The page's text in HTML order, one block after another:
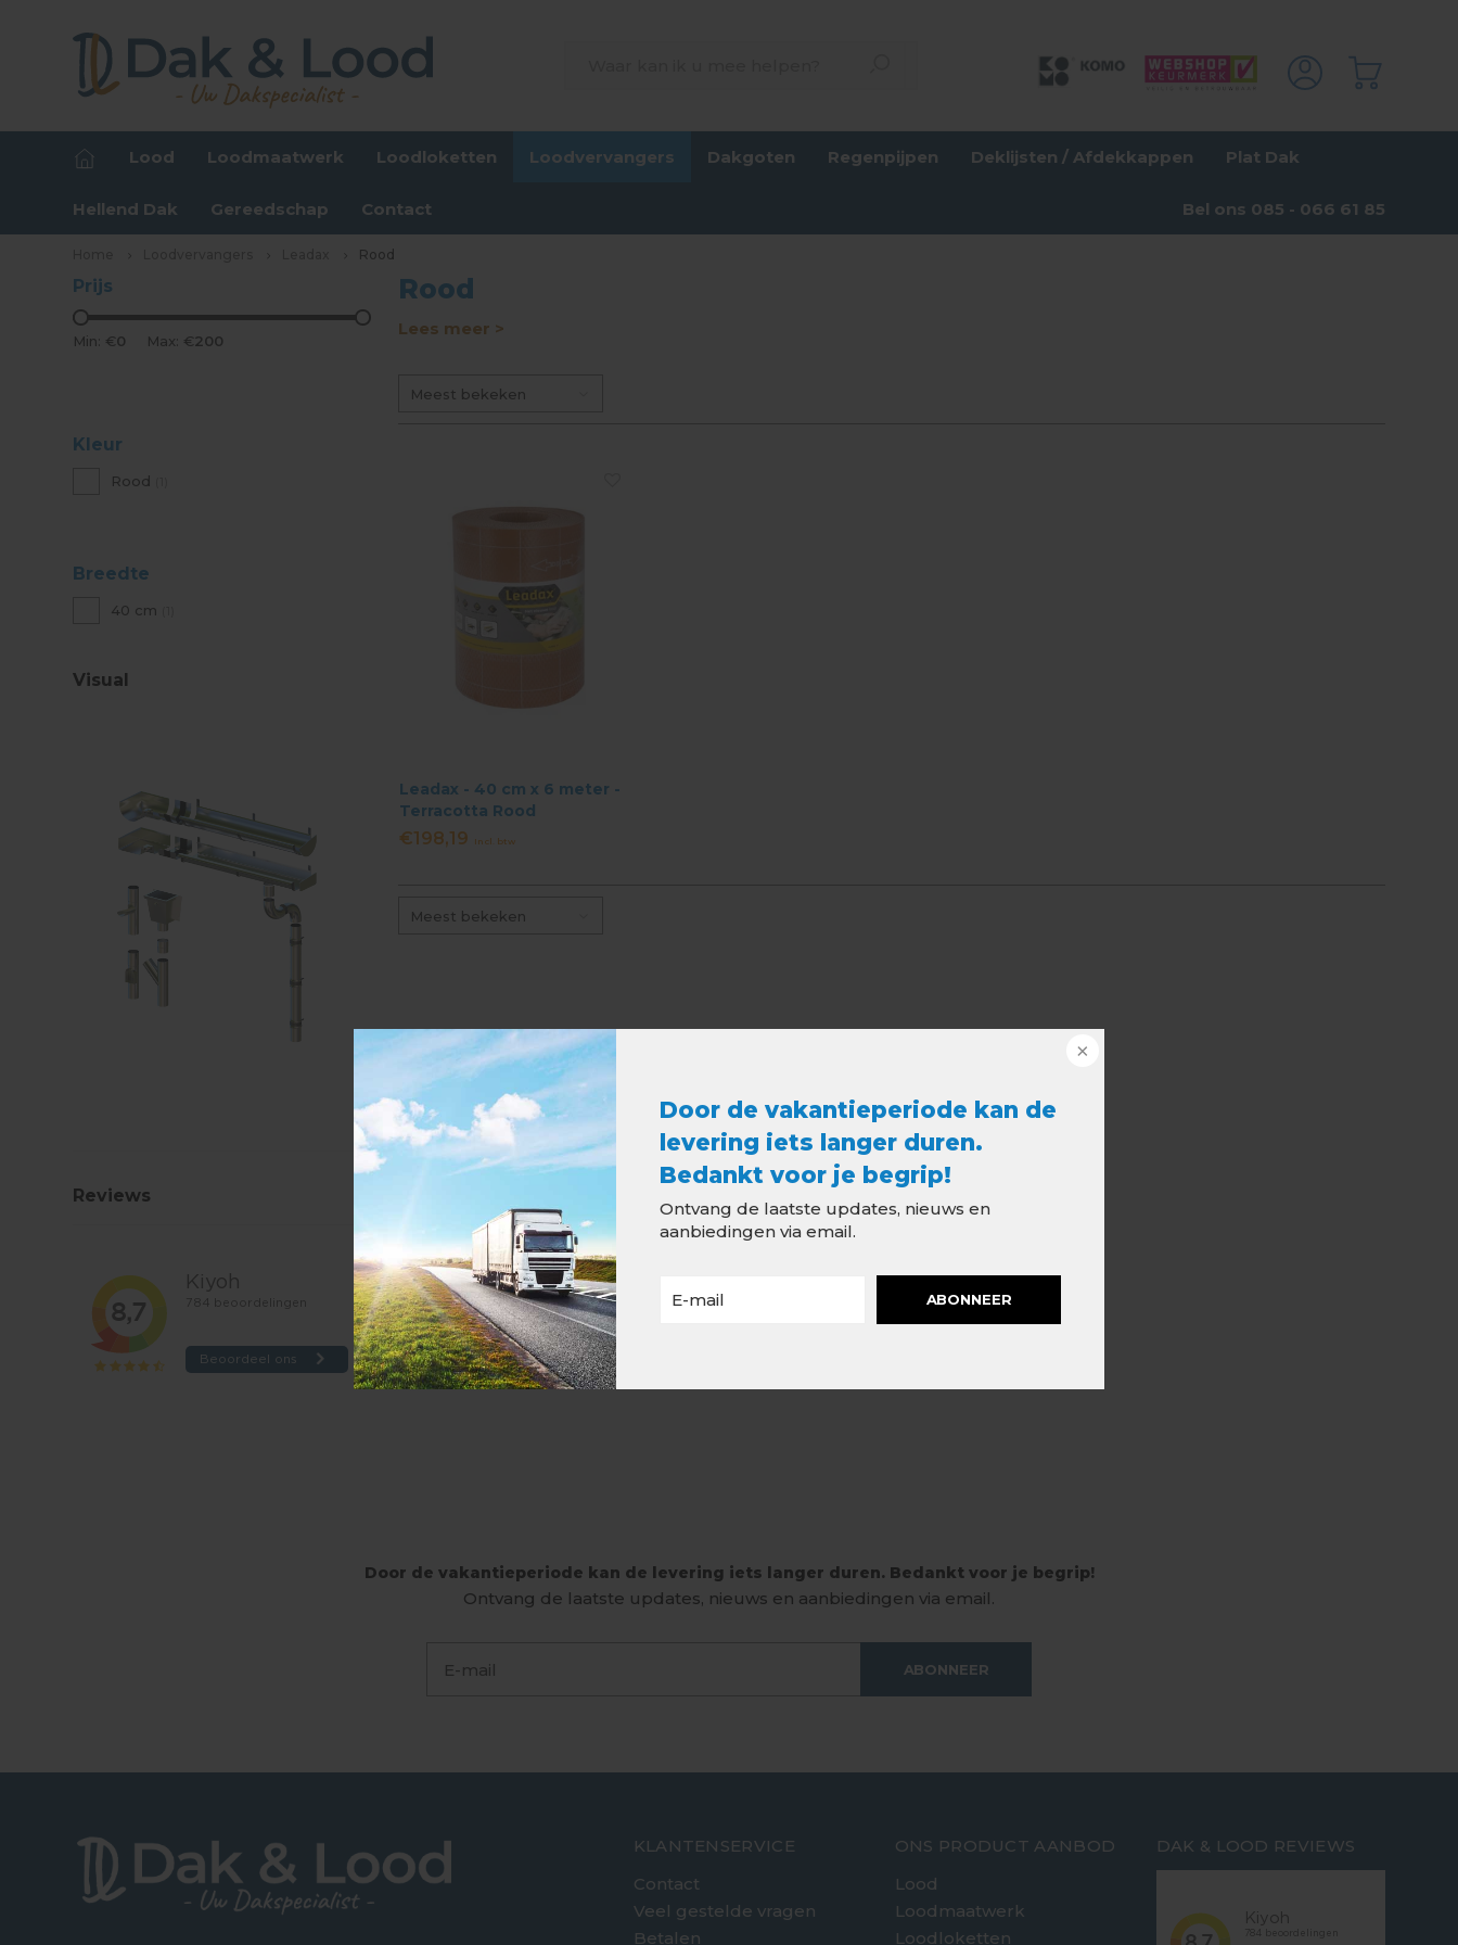
Door de vakantieperiode kan de
levering iets langer duren.
Bedankt voor je begrip!
Ontvang de laatste updates, nieuws en
aanbiedingen via email.
ABONNEER
Lood Loodmaatwerk Loodloketten Loodvervangers Dakgoten Regenpijpen Deklijsten / Afdekkappen Plat Dak
Hellend Dak Gereedschap Contact Bel ons 085 - 066 61 85
Rood
Prijs
Min: €0 Max: €200
Kleur
Rood
Breedte
40 cm
Visual
Reviews
Rood
Lees meer >
Meest bekeken
Leadax - 40 cm x 6 meter -
Terracotta Rood
€198,19 Incl. btw
Meest bekeken
Door de vakantieperiode kan de levering iets langer duren. Bedankt voor je begrip!
Ontvang de laatste updates, nieuws en aanbiedingen via email.
ABONNEER
KLANTENSERVICE
Contact
Veel gestelde vragen
Betalen
ONS PRODUCT AANBOD
Lood
Loodmaatwerk
Loodloketten
DAK & LOOD REVIEWS